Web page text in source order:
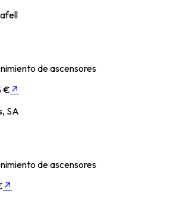
de ascensores
€ ↗
SA
de ascensores
↗